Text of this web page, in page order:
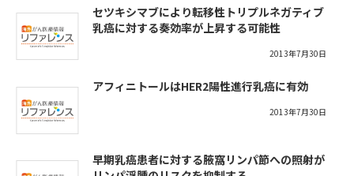
セツキシマブにより転移性トリプルネガティブ
乳癌に対する奏効率が上昇する可能性
2013年7月30日
アフィニトールはHER2陽性進行乳癌に有効
2013年7月30日
早期乳癌患者に対する腋窩リンパ節への照射が